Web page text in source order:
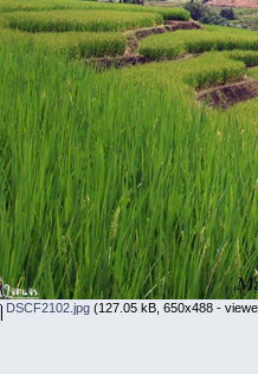
DSCF2102.jpg(127.05 kB, 650x488 -